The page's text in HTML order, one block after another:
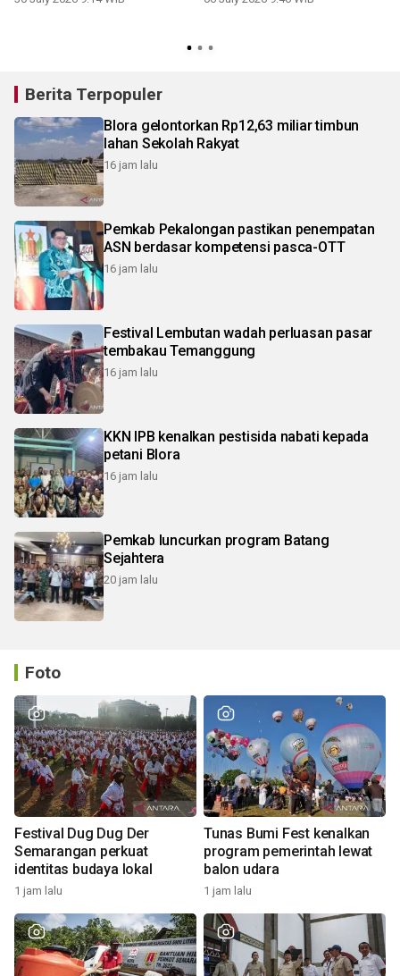
Berita Terpopuler
Blora gelontorkan Rp12,63 miliar timbun
lahan Sekolah Rakyat
16 jam lalu
Pemkab Pekalongan pastikan penempatan
ASN berdasar kompetensi pasca-OTT
16 jam lalu
Festival Lembutan wadah perluasan pasar
tembakau Temanggung
16 jam lalu
KKN IPB kenalkan pestisida nabati kepada
petani Blora
16 jam lalu
Pemkab luncurkan program Batang
Sejahtera
20 jam lalu
Foto
Festival Dug Dug Der
Semarangan perkuat
identitas budaya lokal
1 jam lalu
Tunas Bumi Fest kenalkan
program pemerintah lewat
balon udara
1 jam lalu